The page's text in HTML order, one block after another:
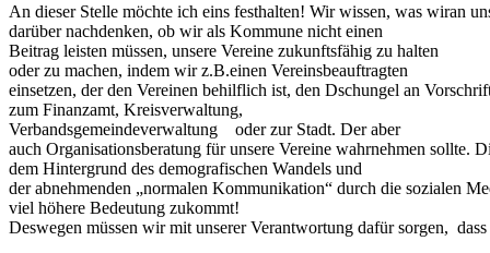
An dieser Stelle möchte ich eins festhalten! Wir wissen, was wiran
darüber nachdenken, ob wir als Kommune nicht einen
Beitrag leisten müssen, unsere Vereine zukunftsfähig zu halten
oder zu machen, indem wir z.B.einen Vereinsbeauftragten
einsetzen, der den Vereinen behilflich ist, den Dschungel an
zum Finanzamt, Kreisverwaltung,
Verbandsgemeindeverwaltung oder zur Stadt. Der aber
auch Organisationsberatung für unsere Vereine wahrnehmen
dem Hintergrund des demografischen Wandels und
der abnehmenden „normalen Kommunikation“ durch die sozialen
viel höhere Bedeutung zukommt!
Deswegen müssen wir mit unserer Verantwortung dafür sorgen,